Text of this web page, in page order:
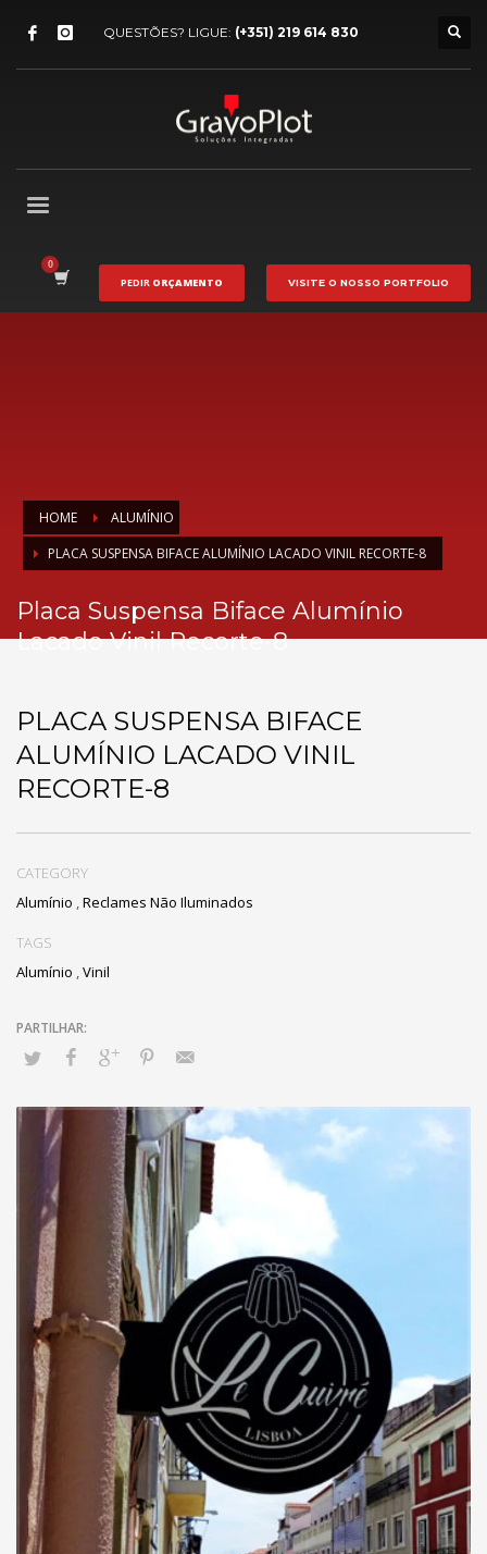
QUESTÕES? LIGUE: (+351) 219 614 830
PEDIR ORÇAMENTO VISITE O NOSSO PORTFOLIO
HOME
ALUMÍNIO
PLACA SUSPENSA BIFACE ALUMÍNIO LACADO VINIL RECORTE-8
Placa Suspensa Biface Alumínio
Lacado Vinil Recorte-8
PLACA SUSPENSA BIFACE
ALUMÍNIO LACADO VINIL
RECORTE-8
CATEGORY
Alumínio ,Reclames Não Iluminados
TAGS
Alumínio ,Vinil